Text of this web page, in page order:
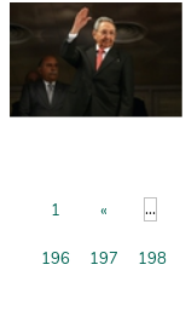
1 « ...
196 197 198